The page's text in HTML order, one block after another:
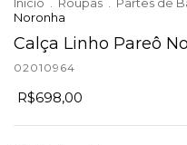
Noronha
Calça Linho Pareô
02010964
R$698,00